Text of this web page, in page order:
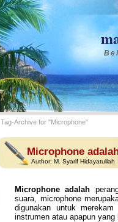
Tag-Archive for "Microphone"
Microphone
Author: M. Syarif Hidayatullah
Microphone adalah
suara, microphone
digunakan untuk
instrumen atau apapun